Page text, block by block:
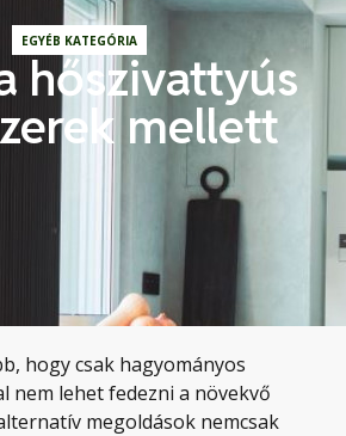
EGYÉB KATEGÓRIA
hőszivattyús
mellett
hogy csak hagyományos
nem lehet fedezni a növekvő
megoldások nemcsak